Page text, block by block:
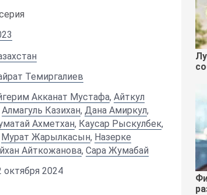
Темиргалиев
Акканат Мустафа, Айткул
Алмагуль Казихан, Дана Амиркул,
Ахметхан, Каусар Рыскулбек,
Мурат Жарылкасын, Назерке
Айткожанова, Сара Жумабай
октября 2024